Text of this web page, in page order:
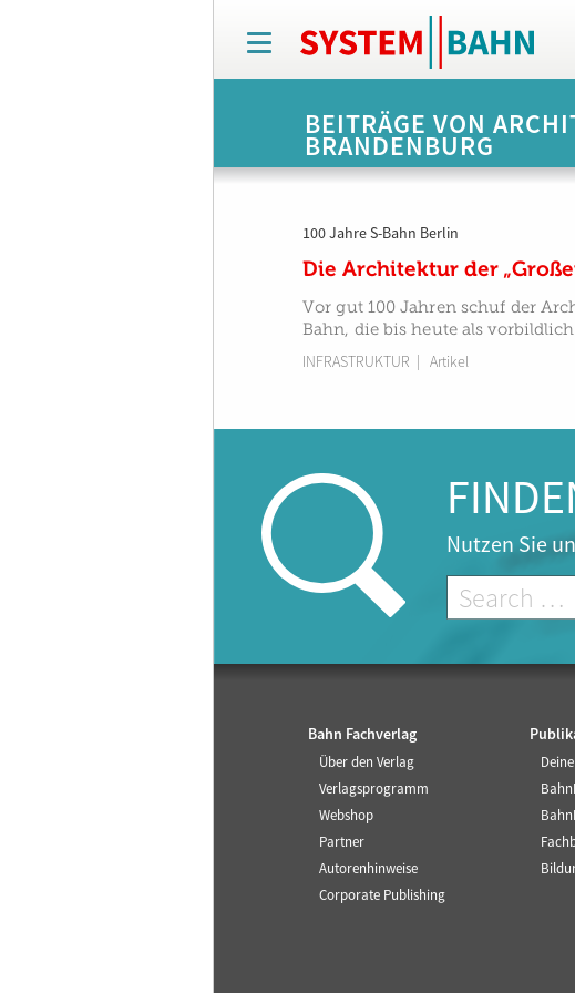
T
o
g
n
BEITRÄGE VON
BRANDENBURG
100 Jahre S-Bahn Berlin
Die Architektur der
Vor gut 100 Jahren schuf der
Bahn, die bis heute als
INFRASTRUKTUR | Artikel
Nutzen Sie
Bahn Fachverlag
Über den Verlag
Verlagsprogramm
Webshop
Partner
Autorenhinweise
Corporate Publishing